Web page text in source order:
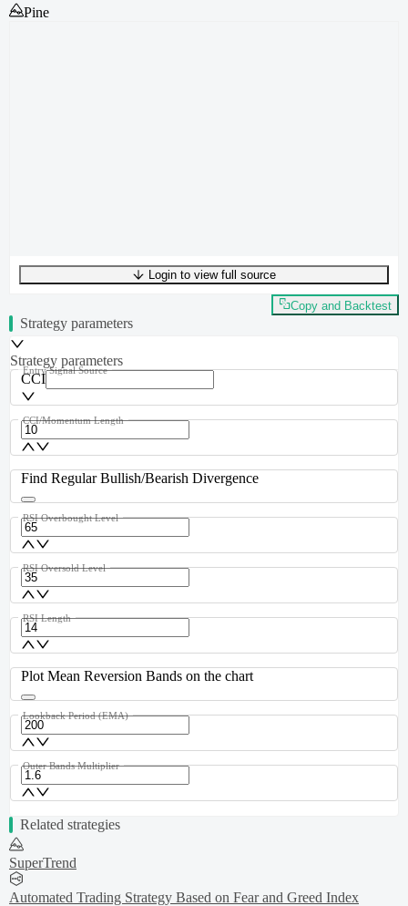
Pine
UTF-8253 bytes36 words0 linesLn 1,Col 0
Login to view full source
Copy and Backtest
Strategy parameters
Strategy parameters
CCI
Entry Signal Source
CCI/Momentum Length
Find Regular Bullish/Bearish Divergence
RSI Overbought Level
RSI Oversold Level
RSI Length
Plot Mean Reversion Bands on the chart
Lookback Period (EMA)
Outer Bands Multiplier
Related strategies
SuperTrend
Automated Trading Strategy Based on Fear and Greed Index